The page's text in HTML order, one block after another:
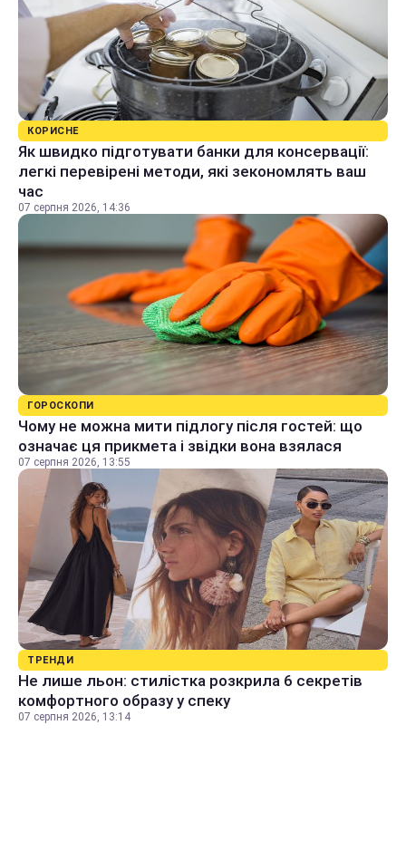
КОРИСНЕ
Як швидко підготувати банки для консервації:
легкі перевірені методи, які зекономлять ваш
час
07 серпня 2026, 14:36
ГОРОСКОПИ
Чому не можна мити підлогу після гостей: що
означає ця прикмета і звідки вона взялася
07 серпня 2026, 13:55
ТРЕНДИ
Не лише льон: стилістка розкрила 6 секретів
комфортного образу у спеку
07 серпня 2026, 13:14